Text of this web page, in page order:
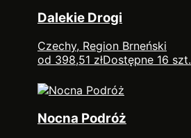
Dalekie Drogi
Czechy, Region Brneński
od 398,51 złDostępne 16 szt.
Nocna Podróż